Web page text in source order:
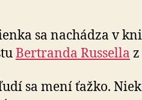
sa nachádza v
Bertranda Russella
sa mení ťažko.